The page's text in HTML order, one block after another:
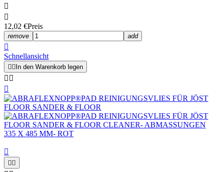


12,02 €Preis
remove add

Schnellansicht
  In den Warenkorb legen
 


 